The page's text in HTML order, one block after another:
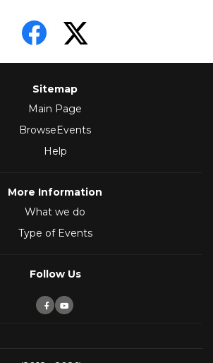
Sitemap
Main Page
BrowseEvents
Help
More Information
What we do
Type of Events
Follow Us